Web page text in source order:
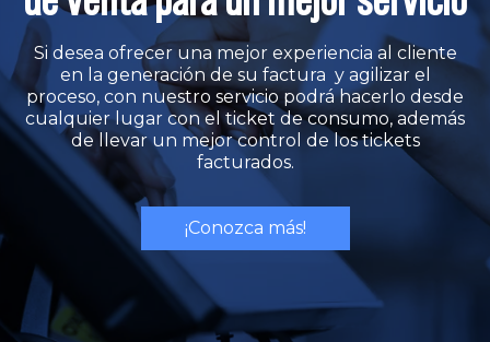
Si desea ofrecer una mejor experiencia al cliente
en la generación de su factura y agilizar el
proceso, con nuestro servicio podrá hacerlo desde
cualquier lugar con el ticket de consumo, además
de llevar un mejor control de los tickets
facturados.
¡Conozca más!